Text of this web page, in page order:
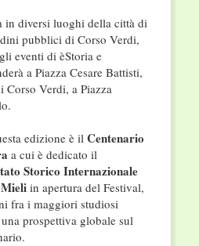
in diversi luoghi della città di
pubblici di Corso Verdi,
eventi di èStoria e
a Piazza Cesare Battisti,
Corso Verdi, a Piazza
edizione è il Centenario
a cui è dedicato il
Storico Internazionale
in apertura del Festival,
fra i maggiori studiosi
prospettiva globale sul